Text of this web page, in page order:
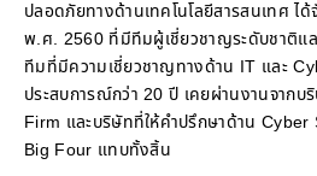
ปลอดภัยทางด้านเทคโนโลยีสารสนเทศ ไ
พ.ศ. 2560 ที่มีทีมผู้เชี่ยวชาญระดับชาติแ
ทีมที่มีความเชี่ยวชาญทางด้าน IT และ
ประสบการณ์กว่า 20 ปี เคยผ่านงานจากบ
Firm และบริษัทที่ให้คำปรึกษาด้าน
Big Four แทบทั้งสิ้น